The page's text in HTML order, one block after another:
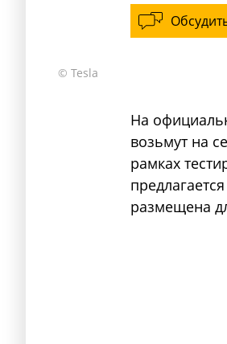
© Tesla
На
возьмут на
рамках
размещена